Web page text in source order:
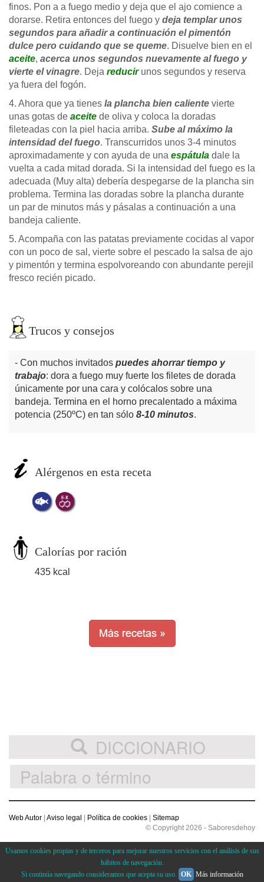
finos. Pon a a fuego medio y deja que el ajo comience a
dorarse. Retira entonces del fuego y deja templar unos
segundos para añadir a continuación el pimentón
dulce pero cuidando que se queme. Disuelve bien en el
aceite, acerca unos segundos nuevamente al fuego y
vierte el vinagre. Deja reducirunos segundos y reserva
ya fuera del fogón.
4. Ahora que ya tienes la plancha bien caliente vierte
unas gotas de aceite de oliva y coloca la doradas
fileteadas con la piel hacia arriba. Sube al máximo la
intensidad del fuego. Transcurridos unos 3-4 minutos
aproximadamente y con ayuda de una espátula dale la
vuelta a cada mitad dorada. Si la intensidad del fuego es la
adecuada (Muy alta) debería despegarse de la plancha sin
problema. Termina las doradas sobre la plancha durante
un par de minutos más y pásalas a continuación a una
bandeja caliente.
5. Acompaña con las patatas previamente cocidas al vapor
con un poco de sal, vierte sobre el pescado la salsa de ajo
y pimentón y termina espolvoreando con abundante perejil
fresco recién picado.
Trucos y consejos
Con muchos invitados puedes ahorrar tiempo y
trabajo: dora a fuego muy fuerte los filetes de dorada
únicamente por una cara y colócalos sobre una
bandeja. Termina en el horno precalentado a máxima
potencia (250ºC) en tan sólo 8-10 minutos.
Alérgenos en esta receta
Calorías por ración
435 kcal
DICCIONARIO
Web Autor Aviso legal Política de cookies
Sitemap
© Copyright 2026 - Saboresdehoy
Usamos cookies propias y de terceros para mejorar nuestros servicios con el análisis de sus
hábitos de navegación.
Si continúa navegando consideramos que acepta su uso. OK Más información